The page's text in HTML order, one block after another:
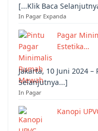
[...Klik Baca
In Pagar Expanda
Pagar
Estetika…
Jakarta, 10 Juni 2024
Selanjutnya...]
In Pagar
Kanopi